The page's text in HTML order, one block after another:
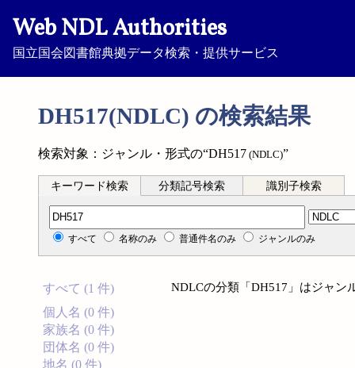
Web NDL Authorities
国立国会図書館典拠データ検索・提供サービス
DH517(NDLC) の検索結果
検索対象：ジャンル・形式の“DH517 (NDLC)”
キーワード検索 分類記号検索 識別子検索
分類記号検索
すべて 名称のみ 普通件名のみ ジャンルのみ
すべて (1 件)
個人名 (0 件)
家族名 (0 件)
団体名 (0 件)
地名 (0 件)
NDLCの分類「DH517」はジャン